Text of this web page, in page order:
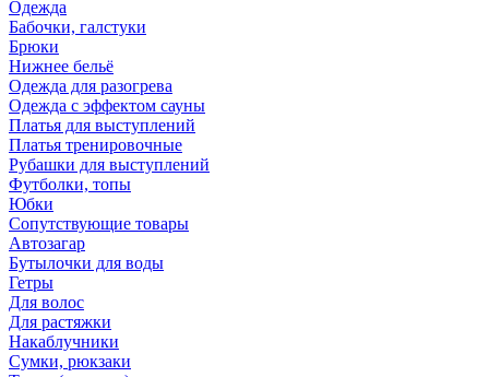
Одежда
Бабочки, галстуки
Брюки
Нижнее бельё
Одежда для разогрева
Одежда с эффектом сауны
Платья для выступлений
Платья тренировочные
Рубашки для выступлений
Футболки, топы
Юбки
Сопутствующие товары
Автозагар
Бутылочки для воды
Гетры
Для волос
Для растяжки
Накаблучники
Сумки, рюкзаки